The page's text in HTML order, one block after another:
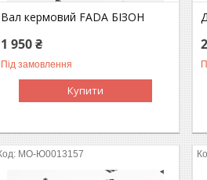
Вал кермовий FADA БІЗОН
1 950 ₴
Під замовлення
Купити
MO-Ю0013157